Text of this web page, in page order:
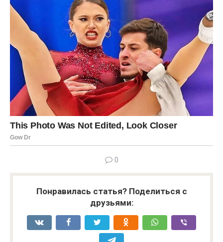
0
Понравилась статья? Поделиться с
друзьями: